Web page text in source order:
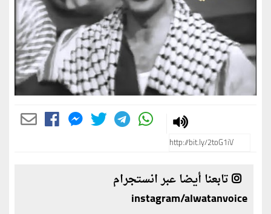
تابعنا أيضا عبر انستجرام
instagram/alwatanvoice